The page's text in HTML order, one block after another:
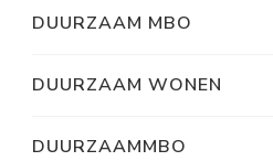
DUURZAAM MBO
DUURZAAM WONEN
DUURZAAMMBO